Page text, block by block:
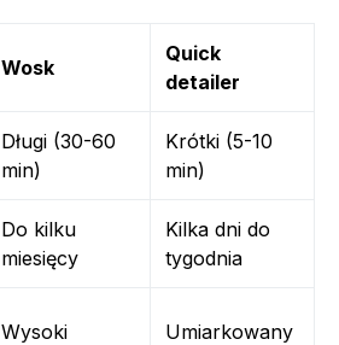
Wosk
Quick
detailer
Długi (30-60
min)
Krótki (5-10
min)
Do kilku
miesięcy
Kilka dni do
tygodnia
Wysoki Umiarkowany